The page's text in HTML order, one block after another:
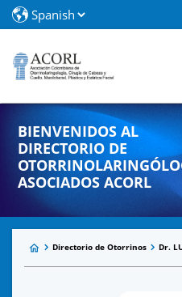
BIENVENIDOS AL
DIRECTORIO DE
ASOCIADOS ACORL
Directorio de Otorrinos Dr.